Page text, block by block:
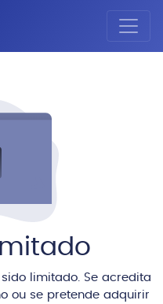
limitado. Se acredita
ou se pretende adquirir